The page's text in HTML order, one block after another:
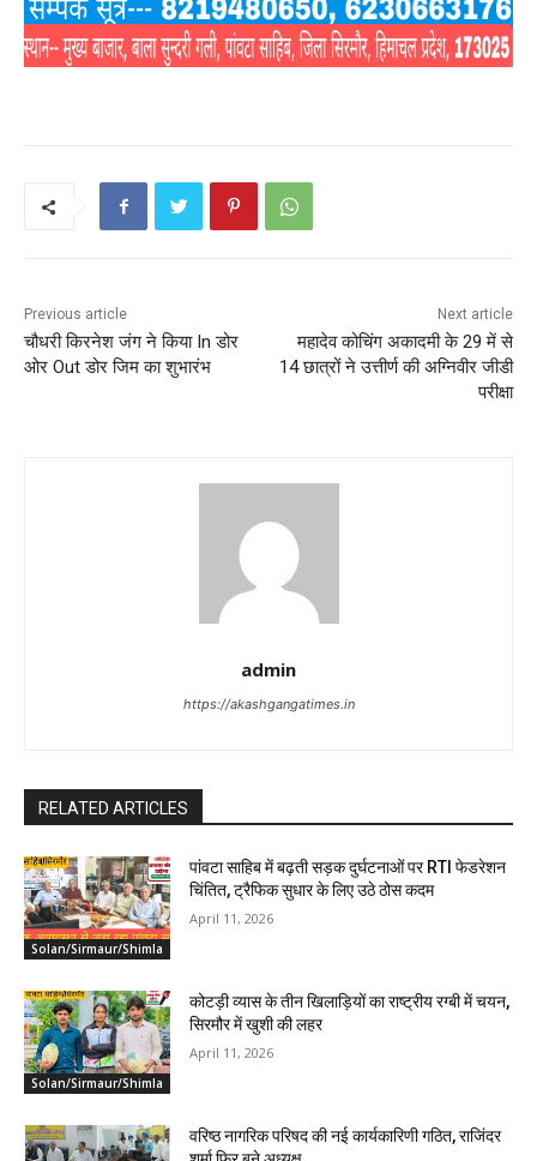
Previous article
चौधरी किरनेश जंग ने किया In डोर
ओर Out डोर जिम का शुभारंभ
Next article
महादेव कोचिंग अकादमी के 29 में से
14 छात्रों ने उत्तीर्ण की अग्निवीर जीडी
परीक्षा
admin
https://akashgangatimes.in
RELATED ARTICLES
Solan/Sirmaur/Shimla
पांवटा साहिब में बढ़ती सड़क दुर्घटनाओं पर RTI फेडरेशन
चिंतित, ट्रैफिक सुधार के लिए उठे ठोस कदम
April 11, 2026
Solan/Sirmaur/Shimla
कोटड़ी व्यास के तीन खिलाड़ियों का राष्ट्रीय रग्बी में चयन,
सिरमौर में खुशी की लहर
April 11, 2026
वरिष्ठ नागरिक परिषद की नई कार्यकारिणी गठित, राजिंदर